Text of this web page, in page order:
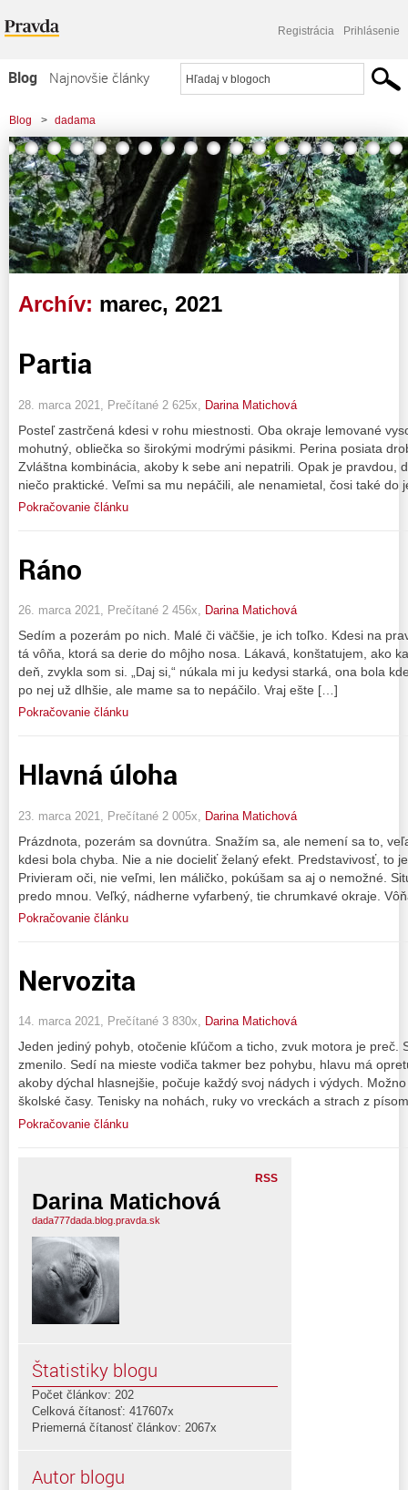
Registrácia Prihlásenie
Blog
Najnovšie články
Najčítanejšie články
Najkomentovanejšie články
Zoznam blogov
Komerčné blogy
Blog > dadama
Archív: marec, 2021
Partia
28. marca 2021, Prečítané 2 625x, Darina Matichová
Posteľ zastrčená kdesi v rohu miestnosti. Oba okraje lemované
mohutný, obliečka so širokými modrými pásikmi. Perina posiata
Zvláštna kombinácia, akoby k sebe ani nepatrili. Opak je pravdou,
niečo praktické. Veľmi sa mu nepáčili, ale nenamietal, čosi také do
Pokračovanie článku
Ráno
26. marca 2021, Prečítané 2 456x, Darina Matichová
Sedím a pozerám po nich. Malé či väčšie, je ich toľko. Kdesi na
tá vôňa, ktorá sa derie do môjho nosa. Lákavá, konštatujem, ako
deň, zvykla som si. „Daj si,“ núkala mi ju kedysi starká, ona bola
po nej už dlhšie, ale mame sa to nepáčilo. Vraj ešte […]
Pokračovanie článku
Hlavná úloha
23. marca 2021, Prečítané 2 005x, Darina Matichová
Prázdnota, pozerám sa dovnútra. Snažím sa, ale nemení sa to,
kdesi bola chyba. Nie a nie docieliť želaný efekt. Predstavivosť, to
Privieram oči, nie veľmi, len máličko, pokúšam sa aj o nemožné.
predo mnou. Veľký, nádherne vyfarbený, tie chrumkavé okraje.
Pokračovanie článku
Nervozita
14. marca 2021, Prečítané 3 830x, Darina Matichová
Jeden jediný pohyb, otočenie kľúčom a ticho, zvuk motora je preč.
zmenilo. Sedí na mieste vodiča takmer bez pohybu, hlavu má
akoby dýchal hlasnejšie, počuje každý svoj nádych i výdych.
školské časy. Tenisky na nohách, ruky vo vreckách a strach z
Pokračovanie článku
RSS
Darina Matichová
dada777dada.blog.pravda.sk
Štatistiky blogu
Počet článkov: 202
Celková čítanosť: 417607x
Priemerná čítanosť článkov: 2067x
Autor blogu